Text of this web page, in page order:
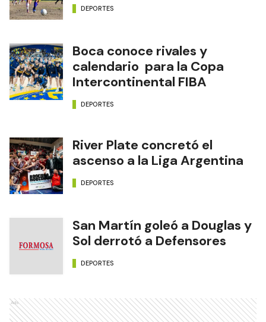
DEPORTES
Boca conoce rivales y
calendario para la Copa
Intercontinental FIBA
DEPORTES
River Plate concretó el
ascenso a la Liga Argentina
DEPORTES
San Martín goleó a Douglas y
Sol derrotó a Defensores
DEPORTES
Ads